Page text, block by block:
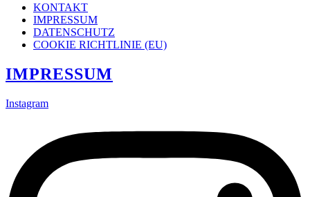
KONTAKT
IMPRESSUM
DATENSCHUTZ
COOKIE RICHTLINIE (EU)
IMPRESSUM
Instagram